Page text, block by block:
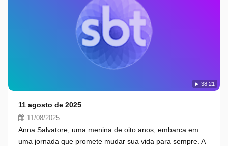
38:21
11 agosto de 2025
11/08/2025
Anna Salvatore, uma menina de oito anos, embarca em
uma jornada que promete mudar sua vida para sempre. A